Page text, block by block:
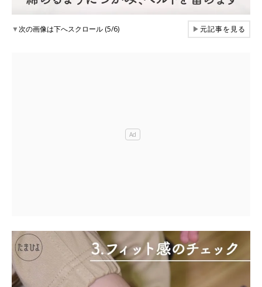
▼次の画像は下へスクロール (5/6) ▶元記事を見る